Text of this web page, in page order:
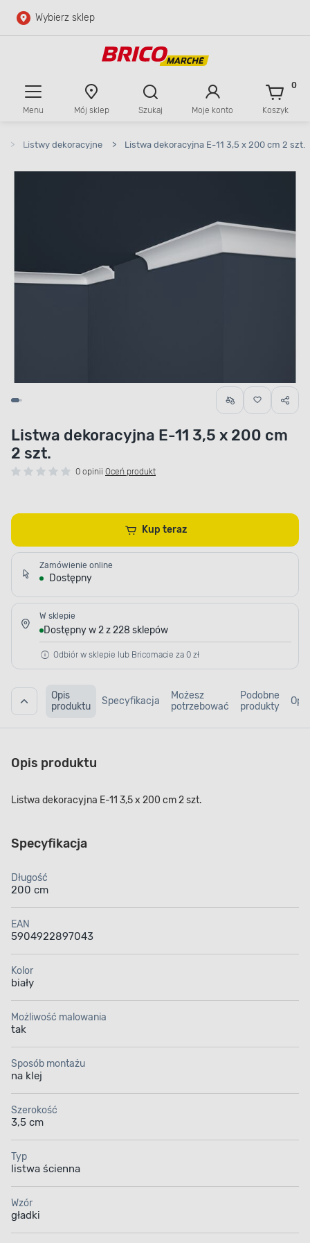
Przejdź do głównej zawartości
Wybierz sklep
Menu Mój sklep Szukaj Moje konto Koszyk
0
> Listwy dekoracyjne > Listwa dekoracyjna E-11 3,5 x 200 cm 2 szt.
Listwa dekoracyjna E-11 3,5 x 200 cm
2 szt.
0 opinii Oceń produkt
Kup teraz
Zamówienie online
Dostępny
W sklepie
Dostępny w 2 z 228 sklepów
Odbiór w sklepie lub Bricomacie za 0 zł
Opis
produktu
Specyfikacja
Możesz
potrzebować
Podobne
produkty
Opis produktu
Listwa dekoracyjna E-11 3,5 x 200 cm 2 szt.
Specyfikacja
Długość
200 cm
EAN
5904922897043
Kolor
biały
Możliwość malowania
tak
Sposób montażu
na klej
Szerokość
3,5 cm
Typ
listwa ścienna
Wzór
gładki